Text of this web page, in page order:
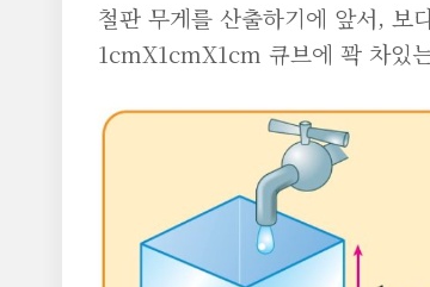
철판 무게를 산출하기에 앞서, 보
1cmX1cmX1cm 큐브에 꽉 차있